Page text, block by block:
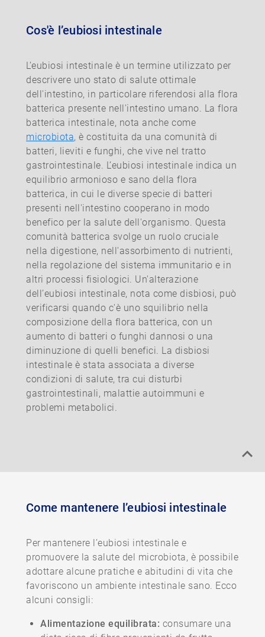
Cos'è l’eubiosi intestinale
L’eubiosi intestinale è un termine utilizzato per
descrivere uno stato di salute ottimale
dell'intestino, in particolare riferendosi alla flora
batterica presente nell'intestino umano. La flora
batterica intestinale, nota anche come
microbiota, è costituita da una comunità di
batteri, lieviti e funghi, che vive nel tratto
gastrointestinale. L’eubiosi intestinale indica un
equilibrio armonioso e sano della flora
batterica, in cui le diverse specie di batteri
presenti nell'intestino cooperano in modo
benefico per la salute dell'organismo. Questa
comunità batterica svolge un ruolo cruciale
nella digestione, nell'assorbimento di nutrienti,
nella regolazione del sistema immunitario e in
altri processi fisiologici. Un'alterazione
dell’eubiosi intestinale, nota come disbiosi, può
verificarsi quando c'è uno squilibrio nella
composizione della flora batterica, con un
aumento di batteri o funghi dannosi o una
diminuzione di quelli benefici. La disbiosi
intestinale è stata associata a diverse
condizioni di salute, tra cui disturbi
gastrointestinali, malattie autoimmuni e
problemi metabolici.
Come mantenere l’eubiosi intestinale
Per mantenere l’eubiosi intestinale e
promuovere la salute del microbiota, è possibile
adottare alcune pratiche e abitudini di vita che
favoriscono un ambiente intestinale sano. Ecco
alcuni consigli:
Alimentazione equilibrata: consumare una